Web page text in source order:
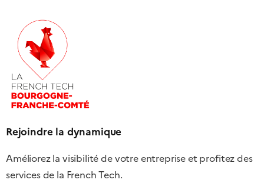
Rejoindre la dynamique
Améliorez la visibilité de votre entreprise et profitez des
services de la French Tech.